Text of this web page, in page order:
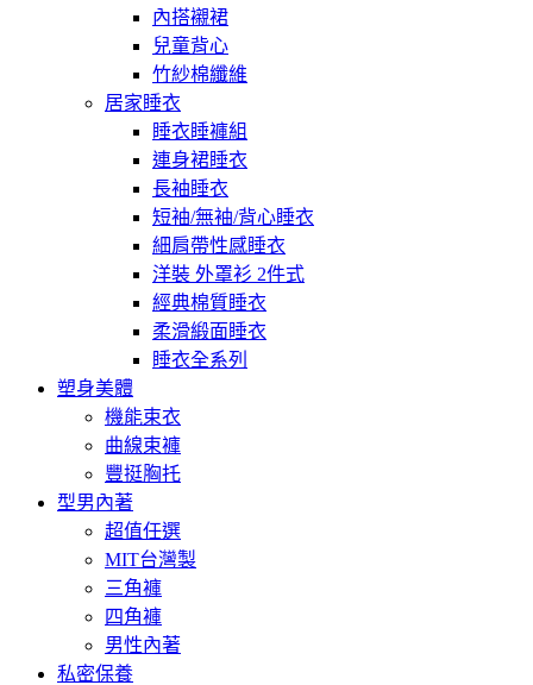
內搭襯裙
兒童背心
竹紗棉纖維
居家睡衣
睡衣睡褲組
連身裙睡衣
長袖睡衣
短袖/無袖/背心睡衣
細肩帶性感睡衣
洋裝 外罩衫 2件式
經典棉質睡衣
柔滑緞面睡衣
睡衣全系列
塑身美體
機能束衣
曲線束褲
豐挺胸托
型男內著
超值任選
MIT台灣製
三角褲
四角褲
男性內著
私密保養